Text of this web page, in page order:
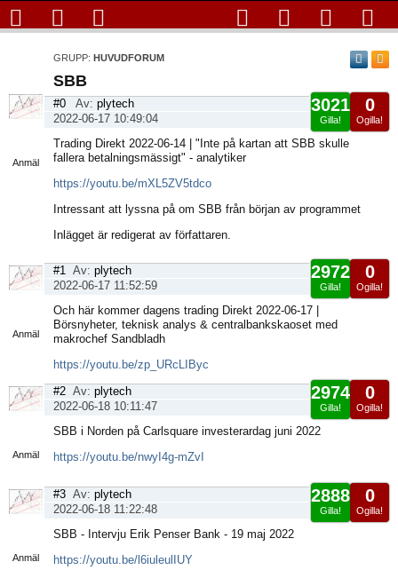
GRUPP: HUVUDFORUM
Anmäl
SBB
0
Ogilla!
3021
Gilla!
#0 Av: plytech
2022-06-17 10:49:04
Trading Direkt 2022-06-14 | "Inte på kartan att SBB skulle
fallera betalningsmässigt" - analytiker
https://youtu.be/mXL5ZV5tdco
Intressant att lyssna på om SBB från början av programmet
Inlägget är redigerat av författaren.
Anmäl
0
Ogilla!
2972
Gilla!
#1 Av: plytech
2022-06-17 11:52:59
Och här kommer dagens trading Direkt 2022-06-17 |
Börsnyheter, teknisk analys & centralbankskaoset med
makrochef Sandbladh
https://youtu.be/zp_URcLIByc
Anmäl
0
Ogilla!
2974
Gilla!
#2 Av: plytech
2022-06-18 10:11:47
SBB i Norden på Carlsquare investerardag juni 2022
https://youtu.be/nwyI4g-mZvI
Anmäl
0
Ogilla!
2888
Gilla!
#3 Av: plytech
2022-06-18 11:22:48
SBB - Intervju Erik Penser Bank - 19 maj 2022
https://youtu.be/l6iuleulIUY